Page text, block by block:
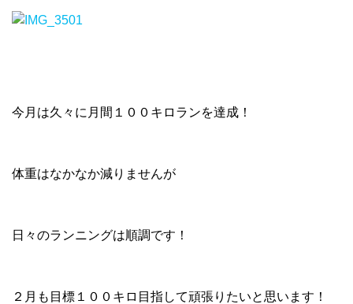
今月は久々に月間１００キロランを達成！
体重はなかなか減りませんが
日々のランニングは順調です！
２月も目標１００キロ目指して頑張りたいと思います！